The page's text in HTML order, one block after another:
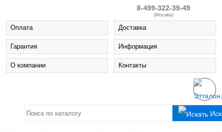
8-499-322-39-49
(Москва)
Оплата Доставка
Гарантия Информация
О компании Контакты